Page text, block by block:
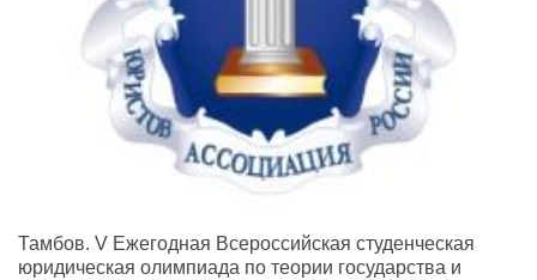
Тамбов. V Ежегодная Всероссийская студенческая
юридическая олимпиада по теории государства и